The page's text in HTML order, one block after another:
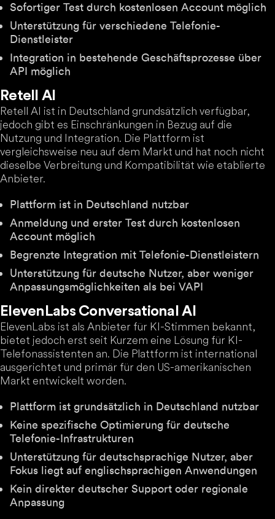
Sofortiger Test durch kostenlosen Account möglich
Unterstützung für verschiedene Telefonie-
Dienstleister
Integration in bestehende Geschäftsprozesse über
API möglich
Retell AI
Retell AI ist in Deutschland grundsätzlich verfügbar,
jedoch gibt es Einschränkungen in Bezug auf die
Nutzung und Integration. Die Plattform ist
vergleichsweise neu auf dem Markt und hat noch nicht
dieselbe Verbreitung und Kompatibilität wie etablierte
Anbieter.
Plattform ist in Deutschland nutzbar
Anmeldung und erster Test durch kostenlosen
Account möglich
Begrenzte Integration mit Telefonie-Dienstleistern
Unterstützung für deutsche Nutzer, aber weniger
Anpassungsmöglichkeiten als bei VAPI
ElevenLabs Conversational AI
ElevenLabs ist als Anbieter für KI-Stimmen bekannt,
bietet jedoch erst seit Kurzem eine Lösung für KI-
Telefonassistenten an. Die Plattform ist international
ausgerichtet und primär für den US-amerikanischen
Markt entwickelt worden.
Plattform ist grundsätzlich in Deutschland nutzbar
Keine spezifische Optimierung für deutsche
Telefonie-Infrastrukturen
Unterstützung für deutschsprachige Nutzer, aber
Fokus liegt auf englischsprachigen Anwendungen
Kein direkter deutscher Support oder regionale
Anpassung